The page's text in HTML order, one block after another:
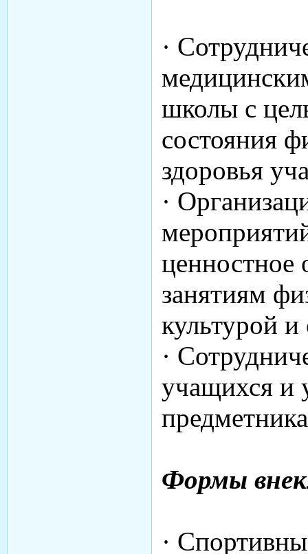
·
школы с
состояния
здоровья
·
ценностное
занятиям
культурой
·
учащихся и
Формы
·